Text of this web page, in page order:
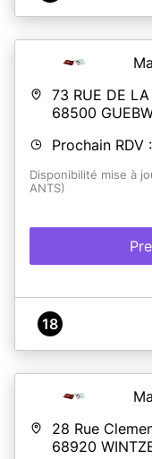
73 RUE DE LA
68500
Prochain RDV :
Disponibilité mise à
ANTS)
18
28 Rue
68920